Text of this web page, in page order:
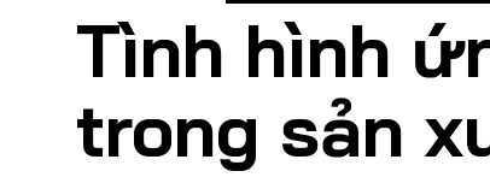
Tình hình
trong sản